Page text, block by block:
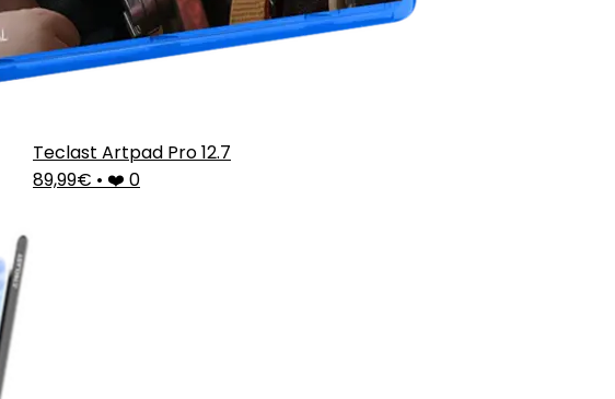
Teclast Artpad Pro 12.7
89,99€ • ❤️ 0